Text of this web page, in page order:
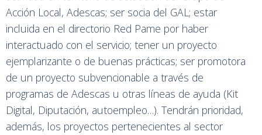
Acción Local, Adescas; ser socia del GAL; estar
incluida en el directorio Red Pame por haber
interactuado con el servicio; tener un proyecto
ejemplarizante o de buenas prácticas; ser promotora
de un proyecto subvencionable a través de
programas de Adescas u otras líneas de ayuda (Kit
Digital, Diputación, autoempleo…). Tendrán prioridad,
además, los proyectos pertenecientes al sector